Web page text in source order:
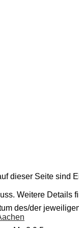
dieser Seite sind
Weitere Details
des/der